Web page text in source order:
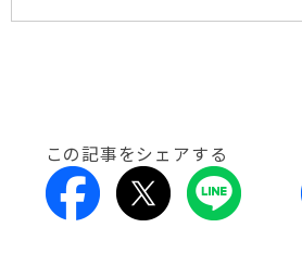
この記事をシェアする